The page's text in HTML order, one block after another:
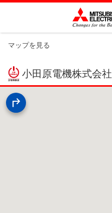
マップを見る
小田原電機株式会社